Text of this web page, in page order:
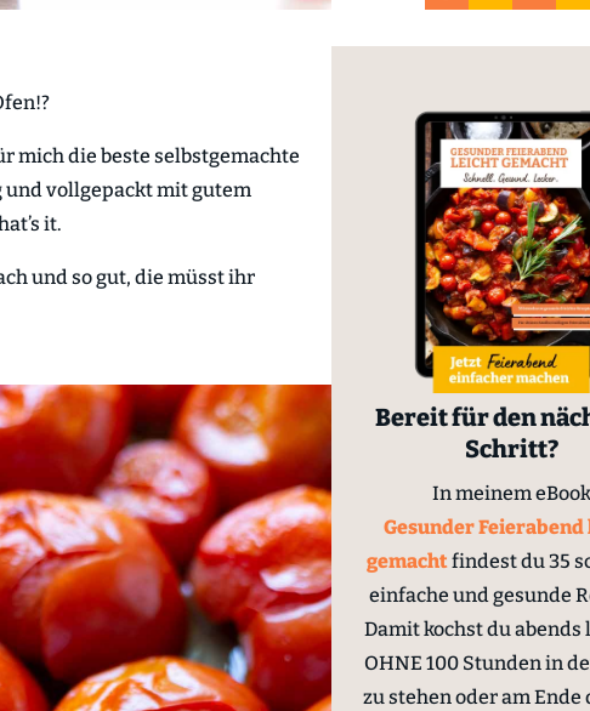
mich die beste selbstgemachte
und vollgepackt mit gutem
it.
und so gut, die müsst ihr
Bereit für den
Schritt?
In meinem
Gesunder
gemachtfindest du 35
einfache und gesunde
Damit kochst du abends
OHNE 100 Stunden in
zu stehen oder am Ende